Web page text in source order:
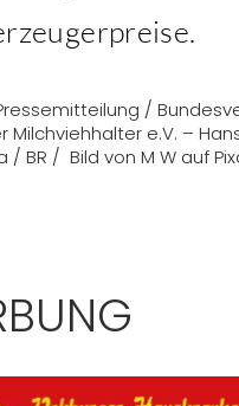
/
Milchviehhalter e.V. –
/ BR / Bild von M W auf